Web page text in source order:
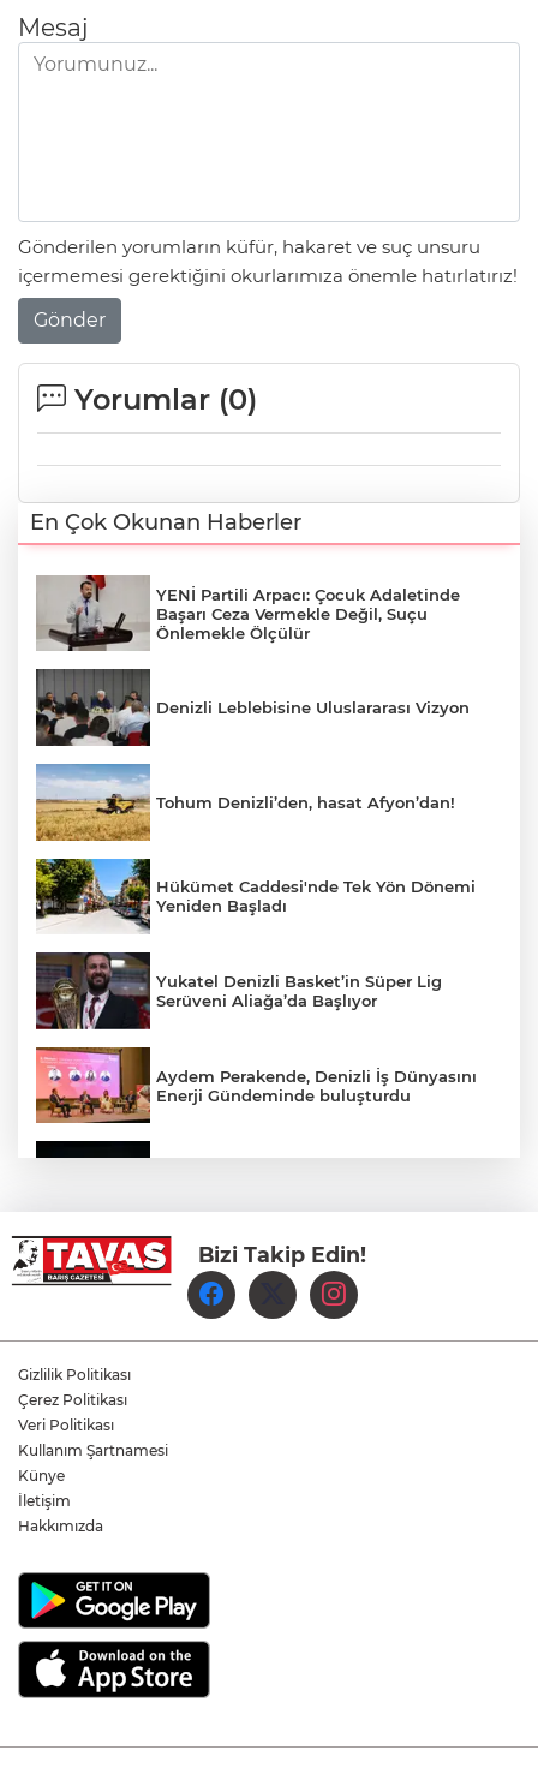
Mesaj
Gönderilen yorumların küfür, hakaret ve suç unsuru
içermemesi gerektiğini okurlarımıza önemle hatırlatırız!
Gönder
Yorumlar (0)
En Çok Okunan Haberler
YENİ Partili Arpacı: Çocuk Adaletinde
Başarı Ceza Vermekle Değil, Suçu
Önlemekle Ölçülür
Denizli Leblebisine Uluslararası Vizyon
Tohum Denizli’den, hasat Afyon’dan!
Hükümet Caddesi'nde Tek Yön Dönemi
Yeniden Başladı
Yukatel Denizli Basket’in Süper Lig
Serüveni Aliağa’da Başlıyor
Aydem Perakende, Denizli İş Dünyasını
Enerji Gündeminde buluşturdu
Denizli Büyükşehir Belediyespor Kadın
Voleybol Takımı yeni sezon hazırlıklarına
başladı
Yukatel Denizli Basket, Egemen Güven
Öğretmen Eyüp Özkan, Hayat Öykülerini
Bizi Takip Edin!
Gizlilik Politikası
Çerez Politikası
Veri Politikası
Kullanım Şartnamesi
Künye
İletişim
Hakkımızda